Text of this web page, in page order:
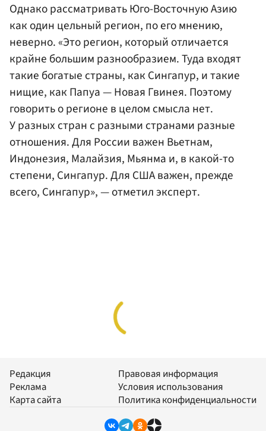
Однако рассматривать Юго-Восточную Азию
как один цельный регион, по его мнению,
неверно. «Это регион, который отличается
крайне большим разнообразием. Туда входят
такие богатые страны, как Сингапур, и такие
нищие, как Папуа — Новая Гвинея. Поэтому
говорить о регионе в целом смысла нет.
У разных стран с разными странами разные
отношения. Для России важен Вьетнам,
Индонезия, Малайзия, Мьянма и, в какой-то
степени, Сингапур. Для США важен, прежде
всего, Сингапур», — отметил эксперт.
Редакция
Реклама
Карта сайта
Правовая информация
Условия использования
Политика конфиденциальности